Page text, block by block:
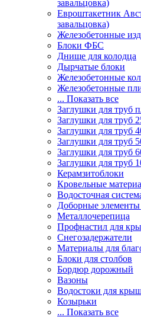
завальцовка)
Евроштакетник
завальцовка)
Железобетонные
Блоки ФБС
Днище для колодца
Дырчатые блоки
Железобетонные
Железобетонные
... Показать все
Заглушки для труб
Заглушки для труб
Заглушки для труб
Заглушки для труб
Заглушки для труб
Заглушки для труб
Керамзитоблоки
Кровельные
Водосточная
Доборные элементы
Металлочерепица
Профнастил для
Снегозадержатели
Материалы для
Блоки для столбов
Бордюр дорожный
Вазоны
Водостоки для
Козырьки
... Показать все